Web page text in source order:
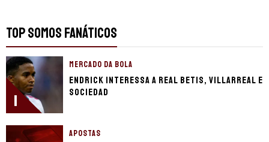
TOP SOMOS FANÁTICOS
1
MERCADO DA BOLA
Endrick interessa a Real Betis, Villarreal e
Sociedad
APOSTAS